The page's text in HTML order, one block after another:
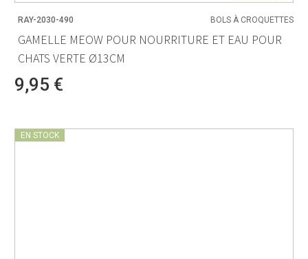
RAY-2030-490 BOLS À CROQUETTES
GAMELLE MEOW POUR NOURRITURE ET EAU POUR
CHATS VERTE Ø13CM
9,95 €
EN STOCK